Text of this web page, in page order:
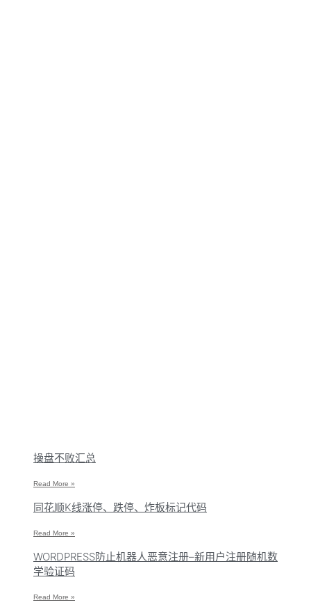
操盘不败汇总
Read More »
同花顺K线涨停、跌停、炸板标记代码
Read More »
WORDPRESS防止机器人恶意注册–新用户注册随机数
学验证码
Read More »